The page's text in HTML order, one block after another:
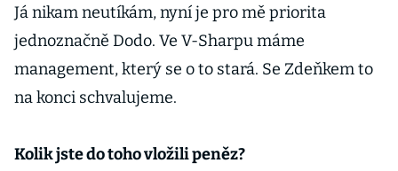
Já nikam neutíkám, nyní je pro mě priorita
jednoznačně Dodo. Ve V-Sharpu máme
management, který se o to stará. Se Zdeňkem to
na konci schvalujeme.
Kolik jste do toho vložili peněz?